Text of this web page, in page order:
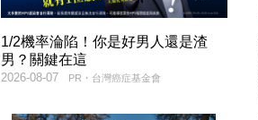
1/2機率淪陷！你是好男人還是渣
男？關鍵在這
PR・台灣癌症基金會
2026-08-07